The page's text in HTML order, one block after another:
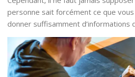
personne sait forcément ce que
donner suffisamment d’informations